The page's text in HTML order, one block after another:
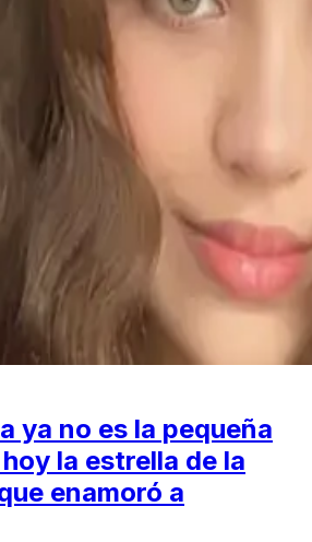
ya no es la pequeña
hoy la estrella de la
enamoró a